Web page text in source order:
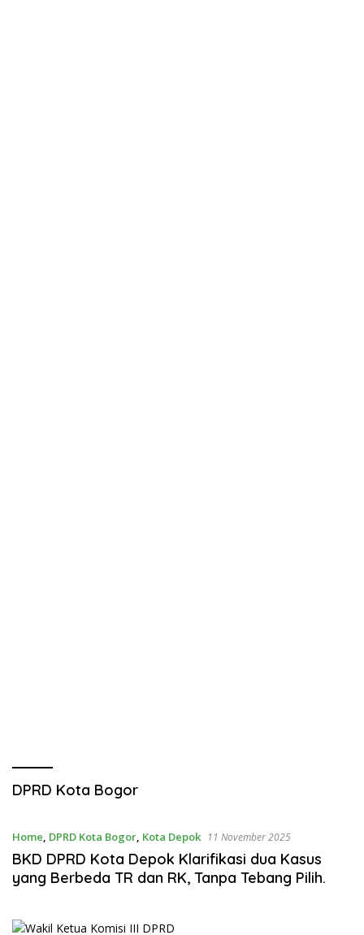
DPRD Kota Bogor
Home, DPRD Kota Bogor, Kota Depok 11 November 2025
BKD DPRD Kota Depok Klarifikasi dua Kasus
yang Berbeda TR dan RK, Tanpa Tebang Pilih.